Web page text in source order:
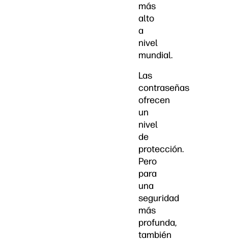
más
alto
a
nivel
mundial.
Las
contraseñas
ofrecen
un
nivel
de
protección.
Pero
para
una
seguridad
más
profunda,
también